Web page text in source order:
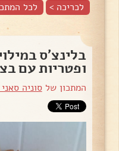
לכריכה > לכל
בלינצ'ס
ופטריות עם
המתכון שלסוניה